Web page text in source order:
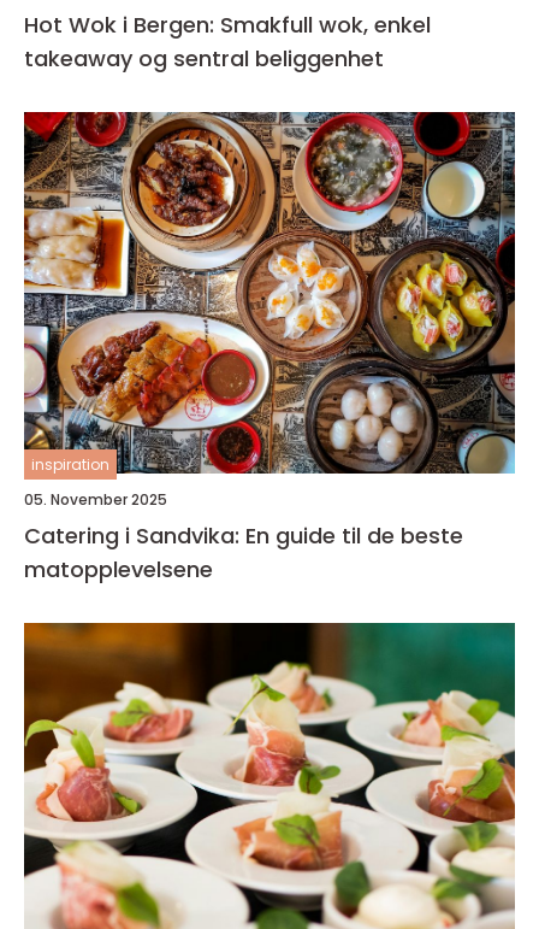
Hot Wok i Bergen: Smakfull wok, enkel
takeaway og sentral beliggenhet
inspiration
05. November 2025
Catering i Sandvika: En guide til de beste
matopplevelsene